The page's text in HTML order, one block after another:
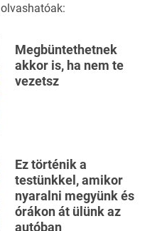
olvashatóak:
Megbüntethetnek
akkor is, ha nem te
vezetsz
Ez történik a
testünkkel, amikor
nyaralni megyünk és
órákon át ülünk az
autóban